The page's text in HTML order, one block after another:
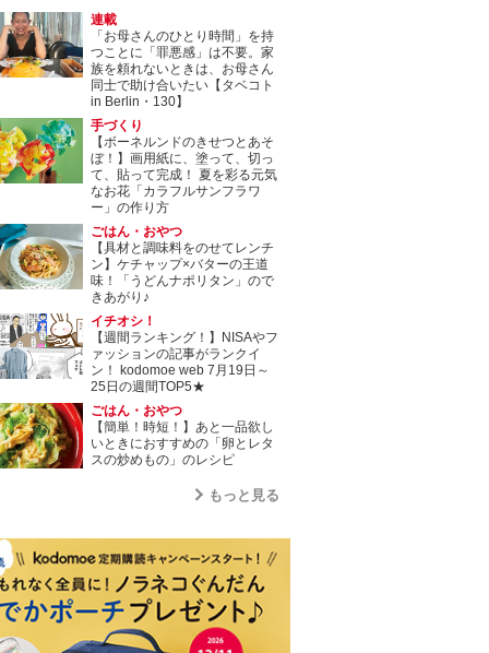
連載
「お母さんのひとり時間」を持
つことに「罪悪感」は不要。家
族を頼れないときは、お母さん
同士で助け合いたい【タベコト
in Berlin・130】
手づくり
【ボーネルンドのきせつとあそ
ぼ！】画用紙に、塗って、切っ
て、貼って完成！ 夏を彩る元気
なお花「カラフルサンフラワ
ー」の作り方
ごはん・おやつ
【具材と調味料をのせてレンチ
ン】ケチャップ×バターの王道
味！「うどんナポリタン」ので
きあがり♪
イチオシ！
【週間ランキング！】NISAやフ
ァッションの記事がランクイ
ン！ kodomoe web 7月19日～
25日の週間TOP5★
ごはん・おやつ
【簡単！時短！】あと一品欲し
いときにおすすめの「卵とレタ
スの炒めもの」のレシピ
もっと見る